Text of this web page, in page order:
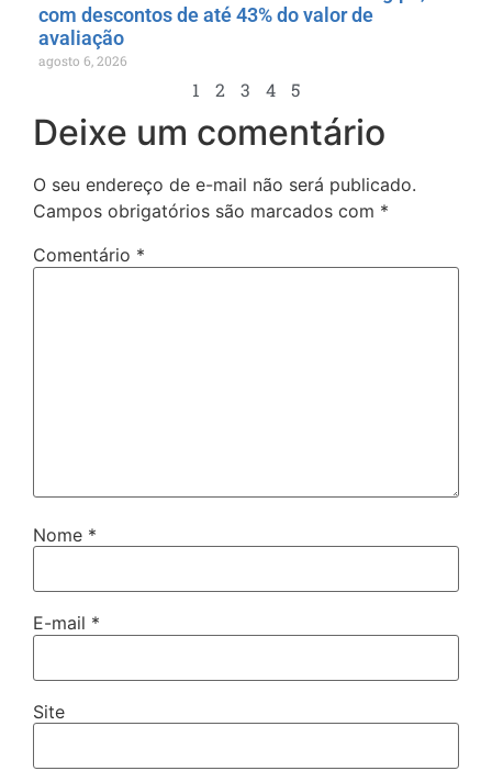
com descontos de até 43% do valor de
avaliação
agosto 6, 2026
1 2 3 4 5
Deixe um comentário
O seu endereço de e-mail não será publicado.
Campos obrigatórios são marcados com *
Comentário *
Nome *
E-mail *
Site